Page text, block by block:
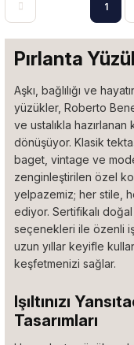
1
Pırlanta
Aşkı, bağlılığı ve
yüzükler, Roberto
ve ustalıkla hazırlanan
dönüşüyor. Klasik
baget, vintage ve
zenginleştirilen özel
yelpazemiz; her stile,
ediyor. Sertifikalı doğal
seçenekleri ile özenli
uzun yıllar keyifle
keşfetmenizi sağlar.
Işıltınızı
Tasarımları